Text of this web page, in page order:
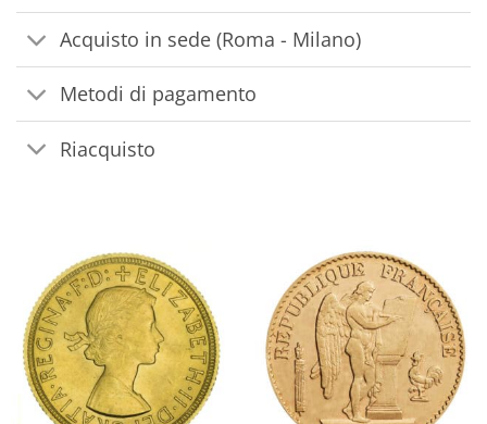
Acquisto in sede (Roma - Milano)
Metodi di pagamento
Riacquisto